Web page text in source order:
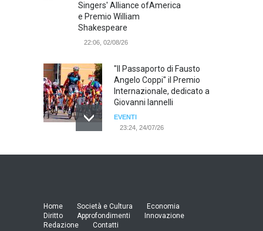
Singers' Alliance ofAmerica
e Premio William
Shakespeare
22:06, 02/08/26
"Il Passaporto di Fausto
Angelo Coppi" il Premio
Internazionale, dedicato a
Giovanni Iannelli
EVENTI
23:24, 24/07/26
RIMINI, PRIMO CONVEGNO
EVENTI
19:44, 24/07/26
Home Società e Cultura
Economia
Diritto
Approfondimenti
Innovazione
Redazione
Contatti